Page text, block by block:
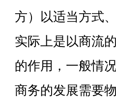
方）以适当方式
实际上是以商流
的作用，一般情
商务的发展需要